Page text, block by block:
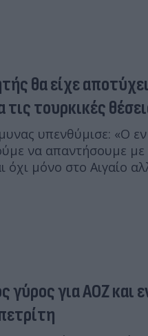
θα είχε
τις τουρκικές
υπενθύμισε: «Ο εν
να απαντήσουμε
μόνο στο Αιγαίο
γύρος για ΑΟΖ και